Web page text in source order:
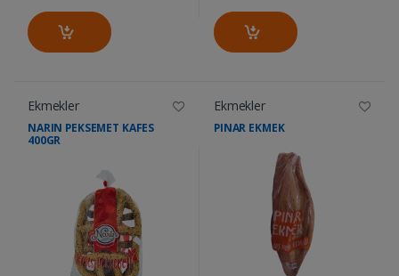
Ekmekler
NARIN PEKSEMET KAFES
400GR
Ekmekler
PINAR EKMEK